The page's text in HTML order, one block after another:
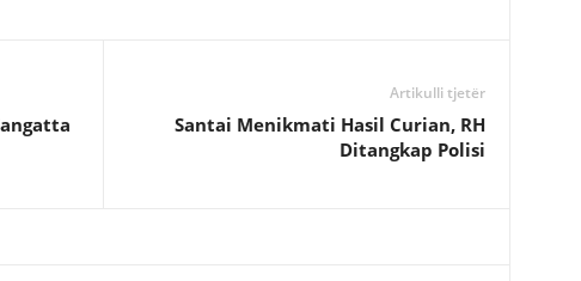
Artikulli tjetër
Santai Menikmati Hasil Curian, RH
Ditangkap Polisi